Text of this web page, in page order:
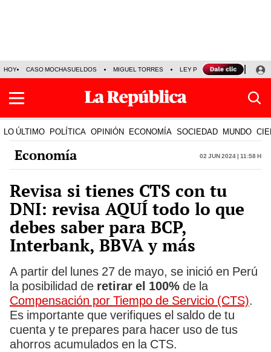
HOY CASO MOCHASUELDOS MIGUEL TORRES LEY PULPÍN PRECIO DEL
LO ÚLTIMO POLÍTICA OPINIÓN ECONOMÍA SOCIEDAD MUNDO
Economía 02 Jun 2024 | 11:58 h
Revisa si tienes CTS con tu
DNI: revisa AQUÍ todo lo que
debes saber para BCP,
Interbank, BBVA y más
A partir del lunes 27 de mayo, se inició en Perú
la posibilidad de retirar el 100% de la
Compensación por Tiempo de Servicio (CTS).
Es importante que verifiques el saldo de tu
cuenta y te prepares para hacer uso de tus
ahorros acumulados en la CTS.